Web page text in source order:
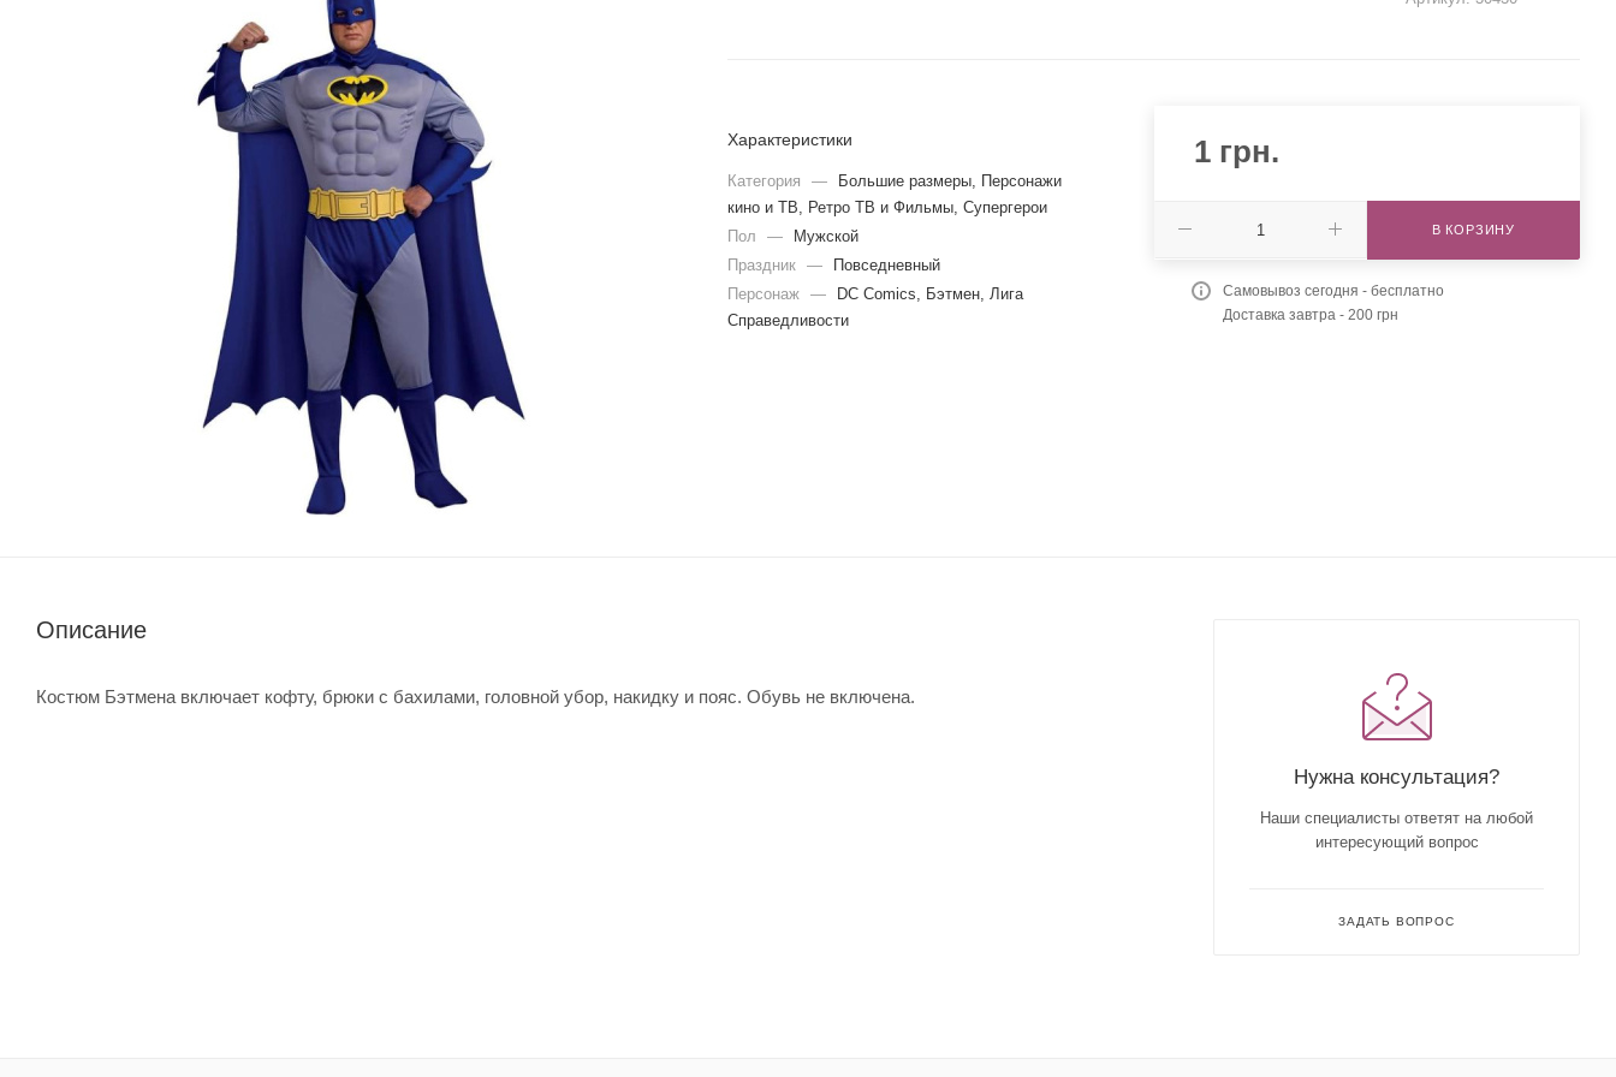
Характеристики
Категория —
Большие размеры, Персонажи
кино и ТВ, Ретро ТВ и Фильмы, Супергерои
Пол
—
Мужской
Праздник
—
Повседневный
Персонаж
—
DC Comics, Бэтмен, Лига
Справедливости
1грн.
В КОРЗИНУ
Самовывоз сегодня - бесплатно
Доставка завтра - 200 грн
Описание
Костюм Бэтмена включает кофту, брюки с бахилами, головной убор, накидку и пояс. Обувь не включена.
Нужна консультация?
Наши специалисты ответят на любой
интересующий вопрос
ЗАДАТЬ ВОПРОС